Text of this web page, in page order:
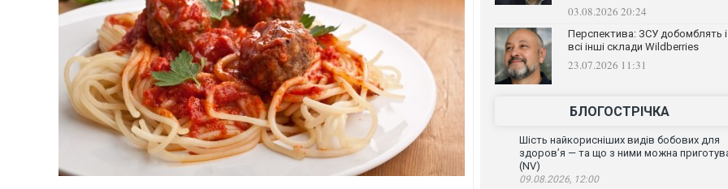
03.08.2026 20:24
Перспектива: ЗСУ добомблять і
всі інші склади Wildberries
23.07.2026 11:31
БЛОГОСТРІЧКА
Шість найкорисніших видів бобових для
здоров’я — та що з ними можна
(NV)
09.08.2026, 12:00